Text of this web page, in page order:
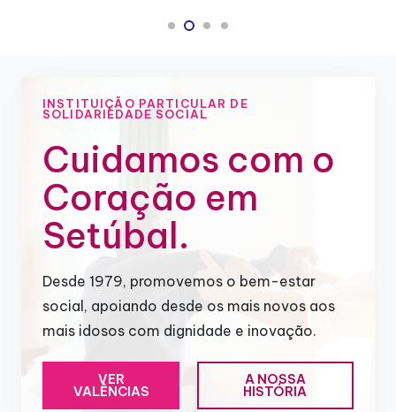
INSTITUIÇÃO PARTICULAR DE
SOLIDARIEDADE SOCIAL
Cuidamos com o
Coração em
Setúbal.
Desde 1979, promovemos o bem-estar
social, apoiando desde os mais novos aos
mais idosos com dignidade e inovação.
VER
VALÊNCIAS
A NOSSA
HISTÓRIA